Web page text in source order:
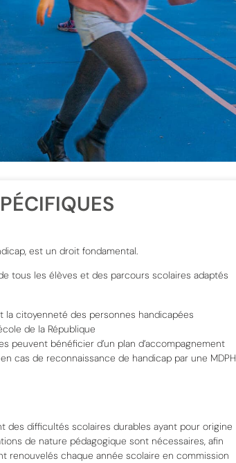
est un droit fondamental.
tous les élèves et des parcours scolaires adaptés
la citoyenneté des personnes handicapées
de la République
peuvent bénéficier d’un plan d’accompagnement
cas de reconnaissance de handicap par une MDPH
des difficultés scolaires durables ayant pour origine
de nature pédagogique sont nécessaires, afin
renouvelés chaque année scolaire en commission